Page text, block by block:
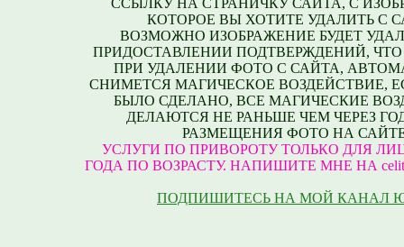
КОТОРОЕ ВЫ ХОТИТЕ УДАЛИТЬ С
ВОЗМОЖНО ИЗОБРАЖЕНИЕ БУДЕТ
ПРИДОСТАВЛЕНИИ ПОДТВЕРЖДЕНИЙ,
ПРИ УДАЛЕНИИ ФОТО С САЙТА,
СНИМЕТСЯ МАГИЧЕСКОЕ ВОЗДЕЙСТВИЕ,
БЫЛО СДЕЛАНО, ВСЕ МАГИЧЕСКИЕ
ДЕЛАЮТСЯ НЕ РАНЬШЕ ЧЕМ ЧЕРЕЗ
РАЗМЕЩЕНИЯ ФОТО НА
УСЛУГИ ПО ПРИВОРОТУ ТОЛЬКО ДЛЯ
ГОДА ПО ВОЗРАСТУ. НАПИШИТЕ МНЕ НА
ПОДПИШИТЕСЬ НА МОЙ КАНАЛ